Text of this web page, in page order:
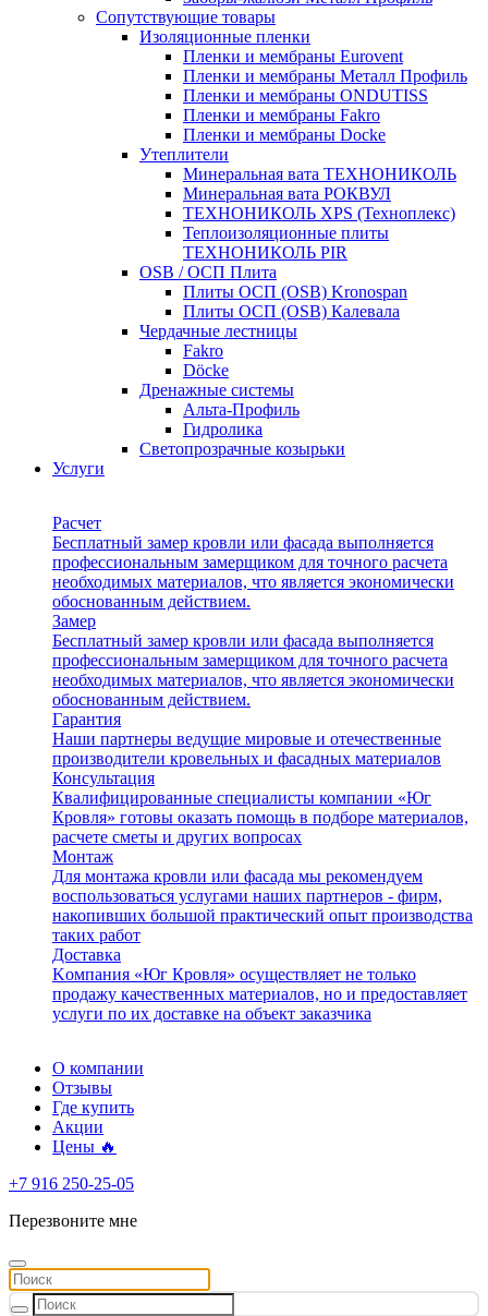
Сопутствующие товары
Изоляционные пленки
Пленки и мембраны Eurovent
Пленки и мембраны Металл Профиль
Пленки и мембраны ONDUTISS
Пленки и мембраны Fakro
Пленки и мембраны Docke
Утеплители
Минеральная вата ТЕХНОНИКОЛЬ
Минеральная вата РОКВУЛ
ТЕХНОНИКОЛЬ XPS (Техноплекс)
Теплоизоляционные плиты
ТЕХНОНИКОЛЬ PIR
OSB / ОСП Плита
Плиты ОСП (OSB) Kronospan
Плиты ОСП (OSB) Калевала
Чердачные лестницы
Fakro
Döcke
Дренажные системы
Альта-Профиль
Гидролика
Светопрозрачные козырьки
Услуги
Расчет
Бесплатный замер кровли или фасада выполняется
профессиональным замерщиком для точного расчета
необходимых материалов, что является экономически
обоснованным действием.
Замер
Бесплатный замер кровли или фасада выполняется
профессиональным замерщиком для точного расчета
необходимых материалов, что является экономически
обоснованным действием.
Гарантия
Наши партнеры ведущие мировые и отечественные
производители кровельных и фасадных материалов
Консультация
Квалифицированные специалисты компании «Юг
Кровля» готовы оказать помощь в подборе материалов,
расчете сметы и других вопросах
Монтаж
Для монтажа кровли или фасада мы рекомендуем
воспользоваться услугами наших партнеров - фирм,
накопивших большой практический опыт производства
таких работ
Доставка
Kомпания «Юг Кровля» осуществляет не только
продажу качественных материалов, но и предоставляет
услуги по их доставке на объект заказчика
О компании
Отзывы
Где купить
Акции
Цены 🔥
+7 916 250-25-05
Перезвоните мне